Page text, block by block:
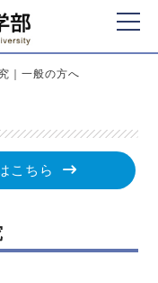
｜一般の方へ
こちら